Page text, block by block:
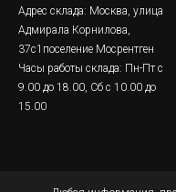
Адрес склада: Москва, улица
Адмирала Корнилова,
37с1поселение Мосрентген
Часы работы склада: Пн-Пт с
9.00 до 18.00, Сб с 10.00 до
15.00